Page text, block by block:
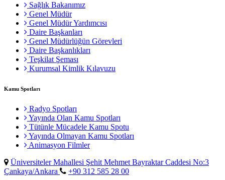
Sağlık Bakanımız
Genel Müdür
Genel Müdür Yardımcısı
Daire Başkanları
Genel Müdürlüğün Görevleri
Daire Başkanlıkları
Teşkilat Şeması
Kurumsal Kimlik Kılavuzu
Kamu Spotları
Radyo Spotları
Yayında Olan Kamu Spotları
Tütünle Mücadele Kamu Spotu
Yayında Olmayan Kamu Spotları
Animasyon Filmler
Üniversiteler Mahallesi Şehit Mehmet Bayraktar Caddesi No:3
Çankaya/Ankara
+90 312 585 28 00